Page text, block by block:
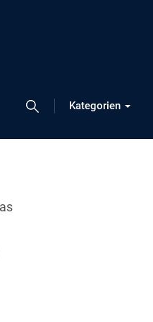
Kategorien